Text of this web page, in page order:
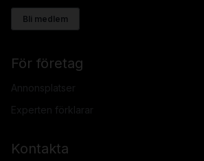
Bli medlem
För företag
Annonsplatser
Experten förklarar
Kontakta